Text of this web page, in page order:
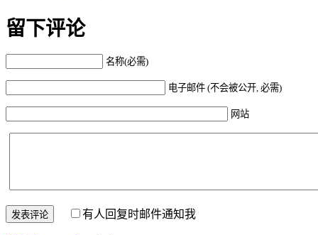
留下评论
名称(必需)
电子邮件 (不会被公开, 必需)
网站
有人回复时邮件通知我